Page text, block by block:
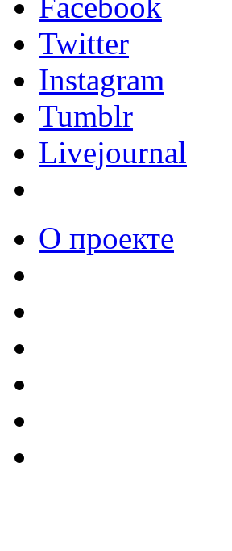
Twitter
Instagram
Tumblr
Livejournal
О проекте